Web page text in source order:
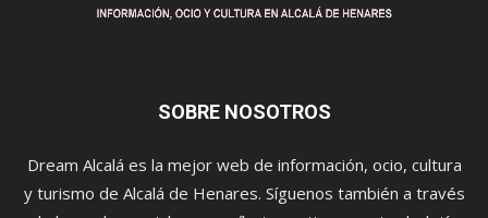
SOBRE NOSOTROS
Dream Alcalá es la mejor web de información, ocio, cultura
y turismo de Alcalá de Henares. Síguenos también a través